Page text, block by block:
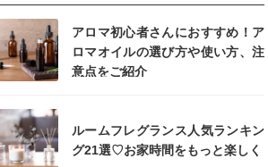
アロマ初心者さんにおすすめ！ア
ロマオイルの選び方や使い方、注
意点をご紹介
ルームフレグランス人気ランキン
グ21選♡お家時間をもっと楽しく